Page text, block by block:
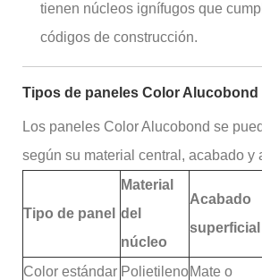
tienen núcleos ignífugos que
códigos de construcción.
Tipos de paneles Color Alucobond
Los paneles Color Alucobond se
según su material central, acabado y
Tipo de panel
Material
del
núcleo
Acabado
superficial
Color estándar PolietilenoMate o